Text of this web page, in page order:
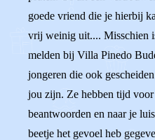
goede vriend die je hierbij
vrij weinig uit.... Misschien
melden bij Villa Pinedo
jongeren die ook
jou zijn. Ze hebben tijd
beantwoorden en naar je
beetje het gevoel heb